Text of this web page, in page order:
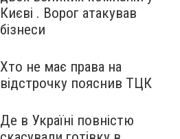
Києві . Ворог атакував
бізнеси
Хто не має права на
відстрочку пояснив ТЦК
Де в Україні повністю